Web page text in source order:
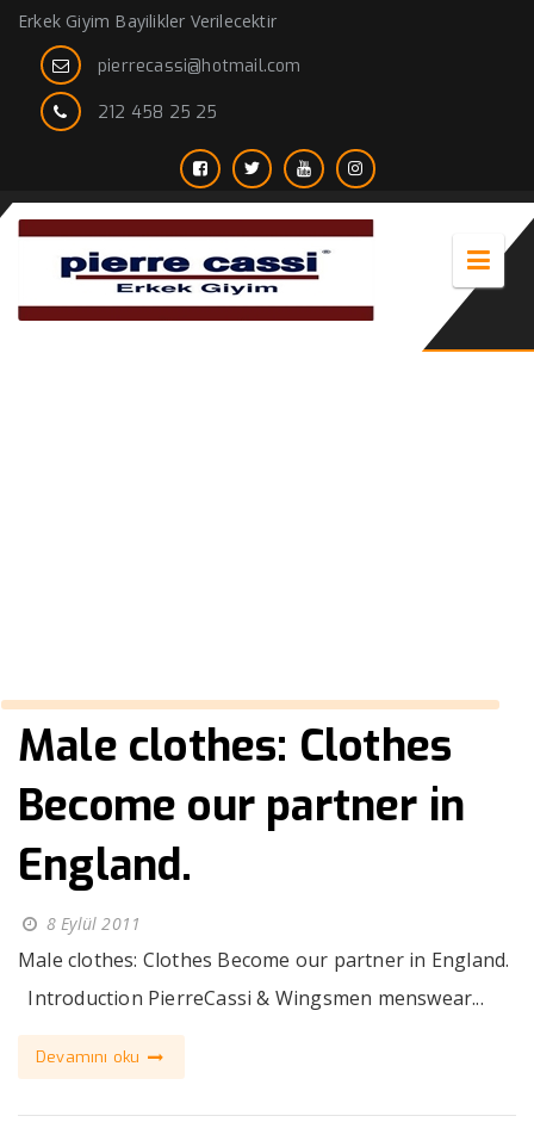
Erkek Giyim Bayilikler Verilecektir
pierrecassi@hotmail.com
212 458 25 25
Male clothes: Clothes
Become our partner in
England.
8 Eylül 2011
Male clothes: Clothes Become our partner in England.
Introduction PierreCassi & Wingsmen menswear...
Devamını oku